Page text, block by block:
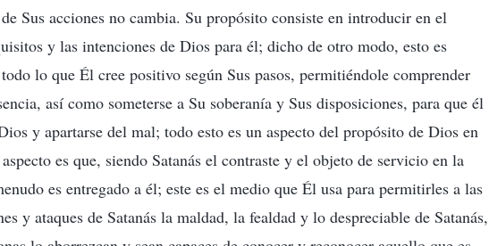
Sus acciones no cambia. Su propósito consiste en introducir en el
y las intenciones de Dios para él; dicho de otro modo, esto es
lo que Él cree positivo según Sus pasos, permitiéndole comprender
así como someterse a Su soberanía y Sus disposiciones, para que él
y apartarse del mal; todo esto es un aspecto del propósito de Dios en
es que, siendo Satanás el contraste y el objeto de servicio en la
es entregado a él; este es el medio que Él usa para permitirles a las
y ataques de Satanás la maldad, la fealdad y lo despreciable de Satanás,